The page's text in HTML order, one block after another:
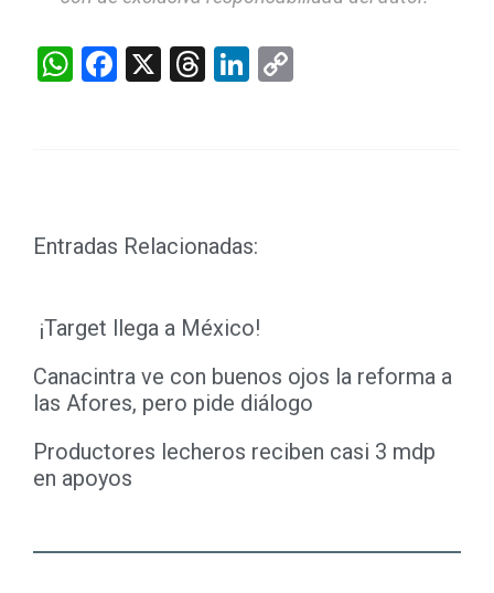
WhatsApp
Facebook
X Threads
LinkedIn
Entradas Relacionadas:
¡Target llega a México!
Canacintra ve con buenos ojos la reforma a
las Afores, pero pide diálogo
Productores lecheros reciben casi 3 mdp
en apoyos